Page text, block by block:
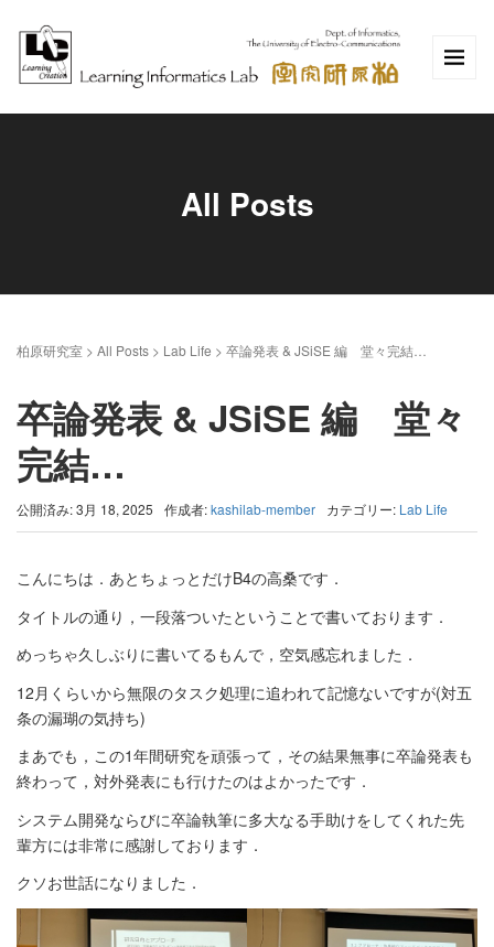
All Posts
柏原研究室 > All Posts > Lab Life > 卒論発表 & JSiSE 編 堂々完結…
卒論発表 & JSiSE 編 堂々
完結…
公開済み: 3月 18, 2025 作成者:kashilab-member カテゴリー: Lab Life
こんにちは．あとちょっとだけB4の高桑です．
タイトルの通り，一段落ついたということで書いております．
めっちゃ久しぶりに書いてるもんで，空気感忘れました．
12月くらいから無限のタスク処理に追われて記憶ないですが(対五
条の漏瑚の気持ち)
まあでも，この1年間研究を頑張って，その結果無事に卒論発表も
終わって，対外発表にも行けたのはよかったです．
システム開発ならびに卒論執筆に多大なる手助けをしてくれた先
輩方には非常に感謝しております．
クソお世話になりました．